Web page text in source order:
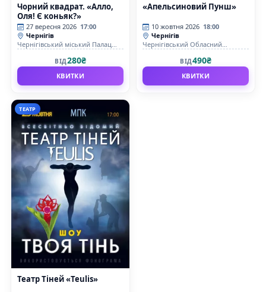
Чорний квадрат. «Алло,
Оля! Є коньяк?»
27 вересня 2026 17:00
Чернігів
Чернігівський міський Палац
ВІД280₴
КВИТКИ
«Апельсиновий Пунш»
10 жовтня 2026 18:00
Чернігів
Чернігівський Обласний
музично-драматичний театр ім.
Т.Г. Шевченка
ВІД490₴
КВИТКИ
ТЕАТР
Театр Тіней «Teulis»